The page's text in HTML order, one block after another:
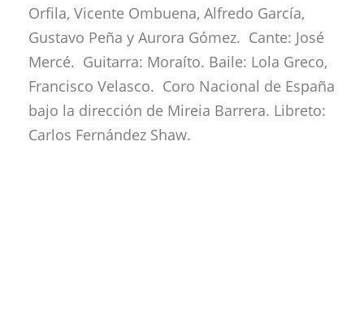
Orfila, Vicente Ombuena, Alfredo García,
Gustavo Peña y Aurora Gómez. Cante: José
Mercé. Guitarra: Moraíto. Baile: Lola Greco,
Francisco Velasco. Coro Nacional de España
bajo la dirección de Mireia Barrera. Libreto:
Carlos Fernández Shaw.